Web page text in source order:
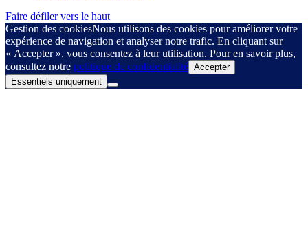
Faire défiler vers le haut
Gestion des cookiesNous utilisons des cookies pour améliorer votre
expérience de navigation et analyser notre trafic. En cliquant sur
« Accepter », vous consentez à leur utilisation. Pour en savoir plus,
consultez notre politique de confidentialité Accepter
Essentiels uniquement